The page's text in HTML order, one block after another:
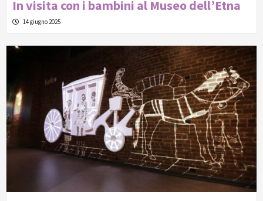
In visita con i bambini al Museo dell’Etna
14 giugno 2025